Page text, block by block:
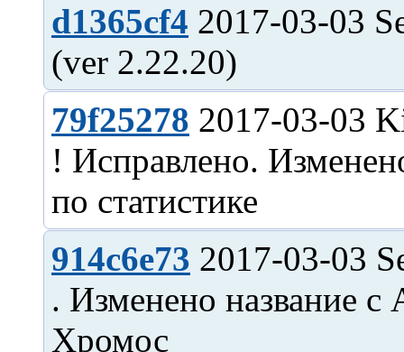
d1365cf4 2017-03-03
79f25278 2017-03-03
! Исправлено.
914c6e73 2017-03-03
. Изменено название